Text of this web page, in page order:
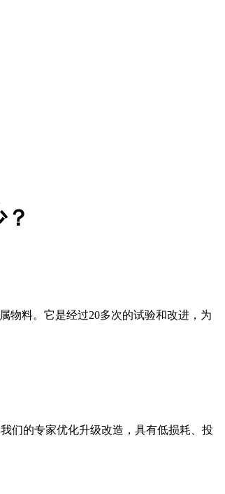
物料。它是经过20多次的试验和改进，为
们的专家优化升级改造，具有低损耗、投